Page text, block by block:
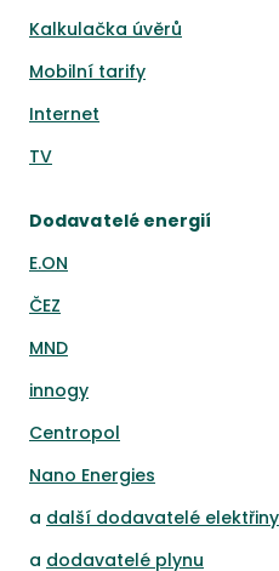
Kalkulačka úvěrů
Mobilní tarify
Internet
TV
Dodavatelé energií
E.ON
ČEZ
MND
innogy
Centropol
Nano Energies
a další dodavatelé elektřiny
a dodavatelé plynu